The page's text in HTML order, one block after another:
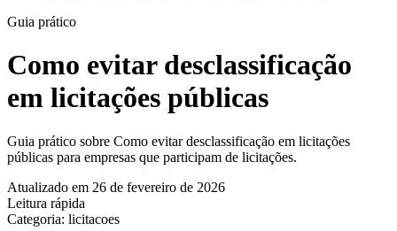
Guia prático
Como evitar desclassificação
em licitações públicas
Guia prático sobre Como evitar desclassificação em licitações
públicas para empresas que participam de licitações.
Atualizado em 26 de fevereiro de 2026
Leitura rápida
Categoria: licitacoes